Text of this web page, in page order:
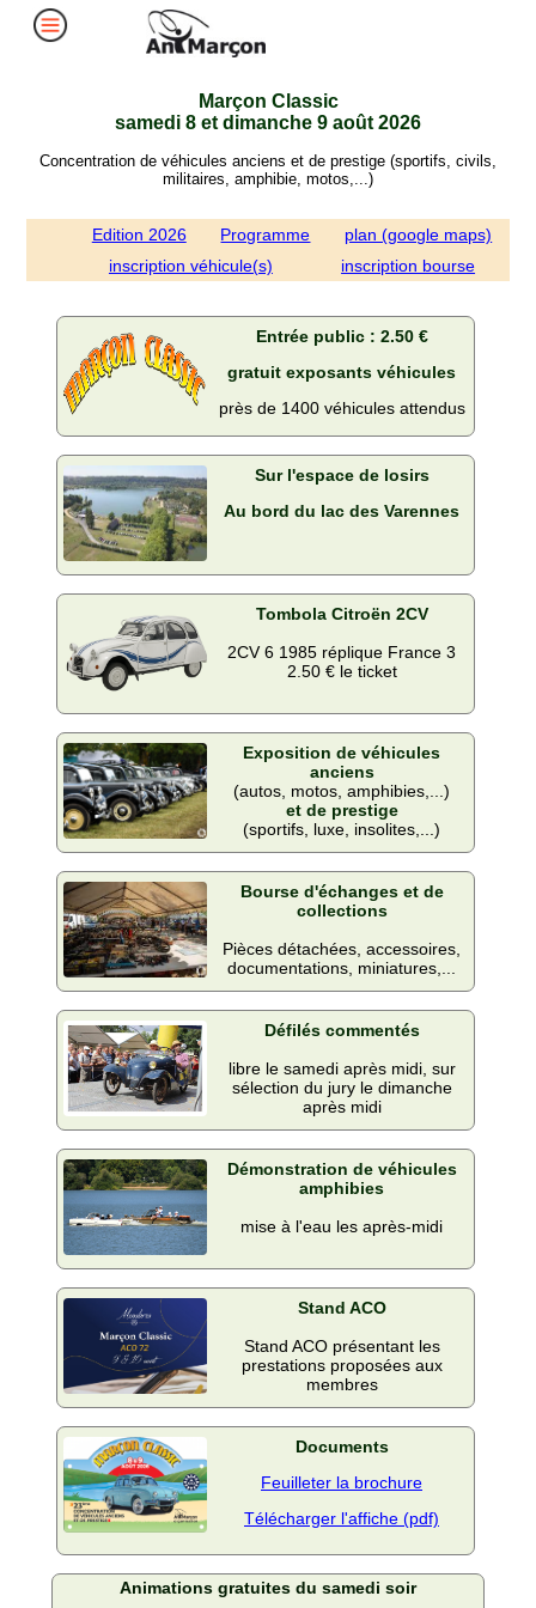
Marçon Classic
samedi 8 et dimanche 9 août 2026
Concentration de véhicules anciens et de prestige (sportifs, civils,
militaires, amphibie, motos,...)
Edition 2026 Programme
plan (google maps)
inscription véhicule(s)
inscription bourse
Entrée public : 2.50 €
gratuit exposants véhicules
près de 1400 véhicules attendus
Sur l'espace de losirs
Au bord du lac des Varennes
Tombola Citroën 2CV
2CV 6 1985 réplique France 3
2.50 € le ticket
Exposition de véhicules
anciens
(autos, motos, amphibies,...)
et de prestige
(sportifs, luxe, insolites,...)
Bourse d'échanges et de
collections
Pièces détachées, accessoires,
documentations, miniatures,...
Défilés commentés
libre le samedi après midi, sur
sélection du jury le dimanche
après midi
Démonstration de véhicules
amphibies
mise à l'eau les après-midi
Stand ACO
Stand ACO présentant les
prestations proposées aux
membres
Documents
Feuilleter la brochure
Télécharger l'affiche (pdf)
Animations gratuites du samedi soir